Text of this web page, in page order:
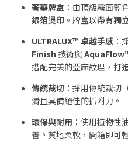
奢華牌盒 ：由頂級霧面藍
銀箔燙印。牌盒以帶有獨
ULTRALUX™ 卓越手感 ：
Finish 技術與
搭配完美的亞麻紋理，打
傳統裁切 ：採用傳統裁
滑且具備絕佳的抓附力。
環保與耐用 ：使用植物性
善。質地柔軟，開箱即可